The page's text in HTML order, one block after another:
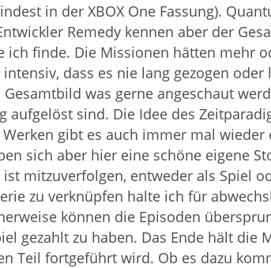
in der XBOX One Fassung).
Remedy kennen aber der
ich finde. Die Missionen hätten mehr
dass es nie lang gezogen
was gerne angeschaut
sind. Die Idee des
gibt es auch immer mal
sich aber hier eine schöne eigene
mitzuverfolgen, entweder als Spiel
zu verknüpfen halte ich für
können die Episoden
gezahlt zu haben. Das Ende hält die
Teil fortgeführt wird. Ob es dazu